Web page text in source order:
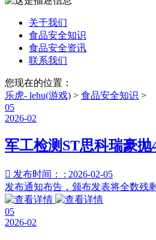
关于我们
食品安全知识
食品安全资讯
联系我们
您现在的位置：
乐虎- lehu(游戏) > 食品安全知识 >
05
2026-02
军工检测ST思科瑞豪
 发布时间： : 2026-02-05
发布通知布告，颁布发表将全数残
05
2026-02